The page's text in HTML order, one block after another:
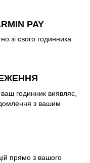
PAY
зі свого годинника
годинник виявляє,
з вашим
прямо з вашого